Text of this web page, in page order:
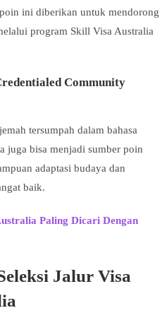
ini diberikan untuk mendorong
program Skill Visa Australia
Community
tersumpah dalam bahasa
juga bisa menjadi sumber poin
adaptasi budaya dan
baik.
Paling Dicari Dengan
Jalur Visa